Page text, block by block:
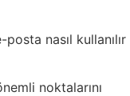
nasıl kullanılır
noktalarını